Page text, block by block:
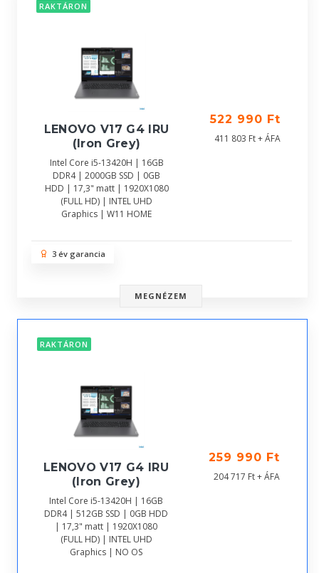
RAKTÁRON
LENOVO V17 G4 IRU
(Iron Grey)
Intel Core i5-13420H | 16GB
DDR4 | 2000GB SSD | 0GB
HDD | 17,3" matt | 1920X1080
(FULL HD) | INTEL UHD
Graphics | W11 HOME
522 990 Ft
411 803 Ft + ÁFA
3 év garancia
MEGNÉZEM
RAKTÁRON
LENOVO V17 G4 IRU
(Iron Grey)
Intel Core i5-13420H | 16GB
DDR4 | 512GB SSD | 0GB HDD
| 17,3" matt | 1920X1080
(FULL HD) | INTEL UHD
Graphics | NO OS
259 990 Ft
204 717 Ft + ÁFA